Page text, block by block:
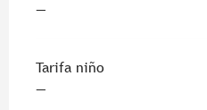
—
Tarifa niño
—